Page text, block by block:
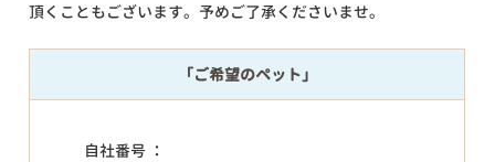
頂くこともございます。予めご了承くださいませ。
「ご希望のペット」
自社番号 ：